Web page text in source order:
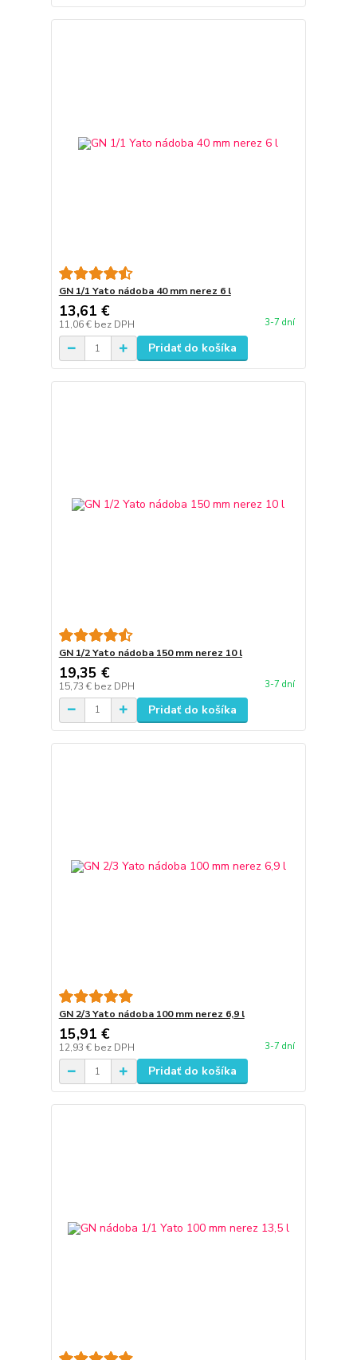
GN 1/1 Yato nádoba 40 mm nerez 6 l
13,61 €
11,06 € bez DPH 3-7 dní
Pridať do košíka
GN 1/2 Yato nádoba 150 mm nerez 10 l
19,35 €
15,73 € bez DPH 3-7 dní
Pridať do košíka
GN 2/3 Yato nádoba 100 mm nerez 6,9 l
15,91 €
12,93 € bez DPH 3-7 dní
Pridať do košíka